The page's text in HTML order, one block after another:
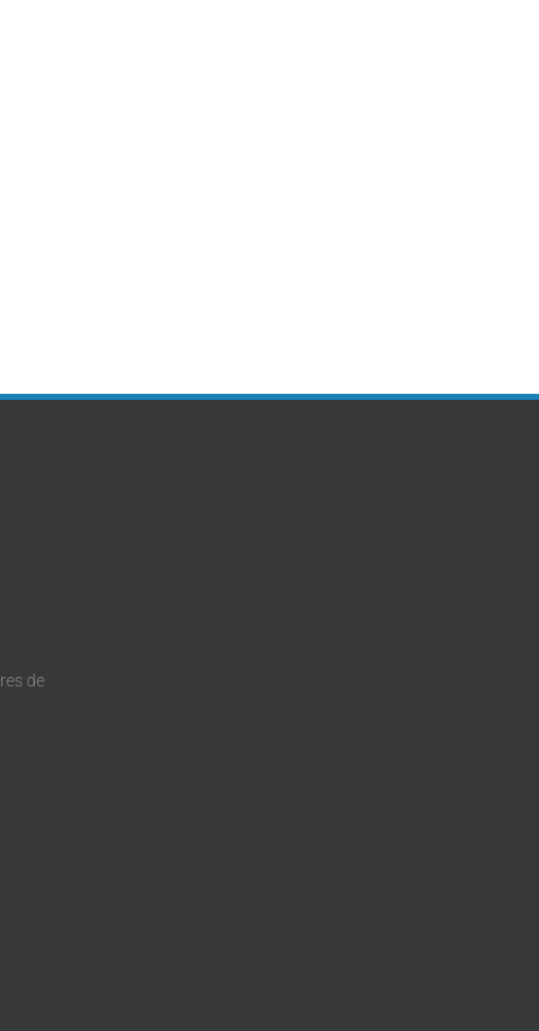
regularització
de